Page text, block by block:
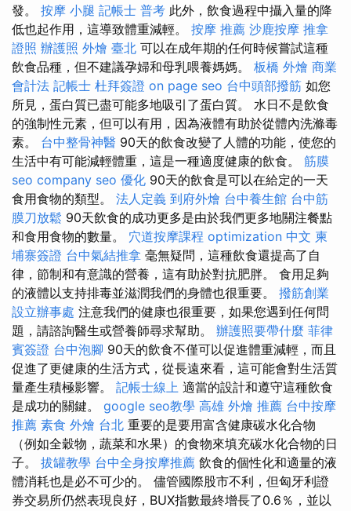
發。 按摩 小腿 記帳士 普考 此外，飲食過程中攝入量的降
低也起作用，這導致體重減輕。 按摩 推薦 沙鹿按摩 推拿
證照 辦護照 外燴 臺北 可以在成年期的任何時候嘗試這種
飲食品種，但不建議孕婦和母乳喂養媽媽。 板橋 外燴 商業
會計法 記帳士 杜拜簽證 on page seo 台中頭部撥筋 如您
所見，蛋白質已盡可能多地吸引了蛋白質。 水日不是飲食
的強制性元素，但可以有用，因為液體有助於從體內洗滌毒
素。 台中整骨神醫 90天的飲食改變了人體的功能，使您的
生活中有可能減輕體重，這是一種適度健康的飲食。 筋膜
seo company seo 優化 90天的飲食是可以在給定的一天
食用食物的類型。 法人定義 到府外燴 台中養生館 台中筋
膜刀放鬆 90天飲食的成功更多是由於我們更多地關注餐點
和食用食物的數量。 穴道按摩課程 optimization 中文 柬
埔寨簽證 台中氣結推拿 毫無疑問，這種飲食還提高了自
律，節制和有意識的營養，這有助於對抗肥胖。 食用足夠
的液體以支持排毒並滋潤我們的身體也很重要。 撥筋創業
設立辦事處 注意我們的健康也很重要，如果您遇到任何問
題，請諮詢醫生或營養師尋求幫助。 辦護照要帶什麼 菲律
賓簽證 台中泡腳 90天的飲食不僅可以促進體重減輕，而且
促進了更健康的生活方式，從長遠來看，這可能會對生活質
量產生積極影響。 記帳士線上 適當的設計和遵守這種飲食
是成功的關鍵。 google seo教學 高雄 外燴 推薦 台中按摩
推薦 素食 外燴 台北 重要的是要用富含健康碳水化合物
（例如全穀物，蔬菜和水果）的食物來填充碳水化合物的日
子。 拔罐教學 台中全身按摩推薦 飲食的個性化和適量的液
體消耗也是必不可少的。 儘管國際股市不利，但匈牙利證
券交易所仍然表現良好，BUX指數最終增長了0.6％，並以